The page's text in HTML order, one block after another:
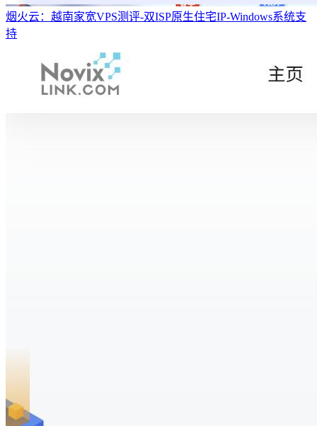
烟火云：越南家宽VPS测评-双ISP原生住宅IP-Windows系统支
持